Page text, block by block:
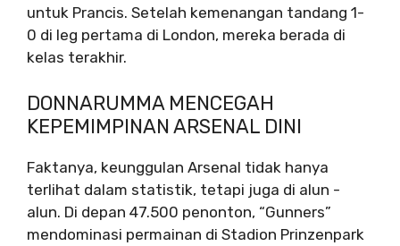
untuk Prancis. Setelah kemenangan tandang 1-
0 di leg pertama di London, mereka berada di
kelas terakhir.
DONNARUMMA MENCEGAH
KEPEMIMPINAN ARSENAL DINI
Faktanya, keunggulan Arsenal tidak hanya
terlihat dalam statistik, tetapi juga di alun -
alun. Di depan 47.500 penonton, “Gunners”
mendominasi permainan di Stadion Prinzenpark